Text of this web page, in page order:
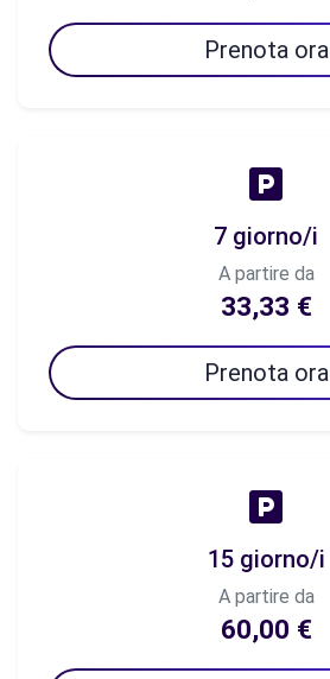
Prenota ora
7 giorno/i
A partire da
33,33 €
Prenota ora
15 giorno/i
A partire da
60,00 €